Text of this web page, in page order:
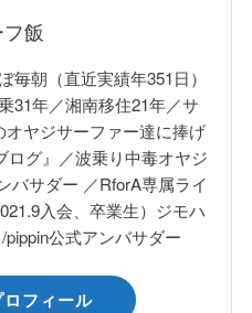
飯
毎朝（直近実績年351日）
31年／湘南移住21年／サ
ヤジサーファー達に捧げ
ログ』／波乗り中毒オヤジ
バサダー ／RforA専属ライ
入会、卒業生）ジモハ
公式アンバサダー
フィール